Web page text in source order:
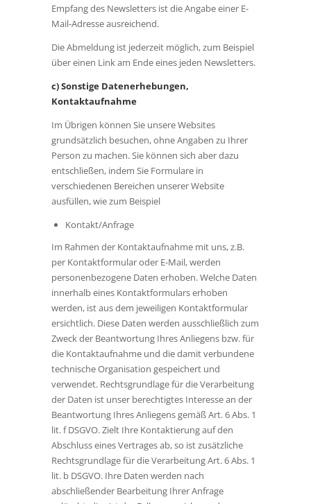
Empfang des Newsletters ist die Angabe einer E-
Mail-Adresse ausreichend.
Die Abmeldung ist jederzeit möglich, zum Beispiel
über einen Link am Ende eines jeden Newsletters.
c) Sonstige Datenerhebungen,
Kontaktaufnahme
Im Übrigen können Sie unsere Websites
grundsätzlich besuchen, ohne Angaben zu Ihrer
Person zu machen. Sie können sich aber dazu
entschließen, indem Sie Formulare in
verschiedenen Bereichen unserer Website
ausfüllen, wie zum Beispiel
Kontakt/Anfrage
Im Rahmen der Kontaktaufnahme mit uns, z.B.
per Kontaktformular oder E-Mail, werden
personenbezogene Daten erhoben. Welche Daten
innerhalb eines Kontaktformulars erhoben
werden, ist aus dem jeweiligen Kontaktformular
ersichtlich. Diese Daten werden ausschließlich zum
Zweck der Beantwortung Ihres Anliegens bzw. für
die Kontaktaufnahme und die damit verbundene
technische Organisation gespeichert und
verwendet. Rechtsgrundlage für die Verarbeitung
der Daten ist unser berechtigtes Interesse an der
Beantwortung Ihres Anliegens gemäß Art. 6 Abs. 1
lit. f DSGVO. Zielt Ihre Kontaktierung auf den
Abschluss eines Vertrages ab, so ist zusätzliche
Rechtsgrundlage für die Verarbeitung Art. 6 Abs. 1
lit. b DSGVO. Ihre Daten werden nach
abschließender Bearbeitung Ihrer Anfrage